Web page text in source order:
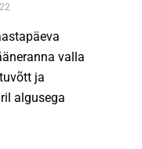
valla
ja
algusega